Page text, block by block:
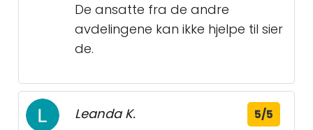
De ansatte fra de andre
avdelingene kan ikke hjelpe til sier
de.
Leanda K. 5/5